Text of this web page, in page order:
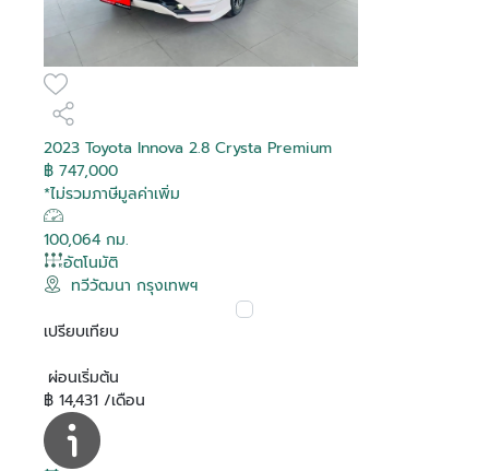
2023 Toyota Innova 2.8 Crysta Premium
฿ 747,000
*ไม่รวมภาษีมูลค่าเพิ่ม
100,064 กม.
อัตโนมัติ
ทวีวัฒนา กรุงเทพฯ
เปรียบเทียบ
ผ่อนเริ่มต้น
฿ 14,431 /เดือน